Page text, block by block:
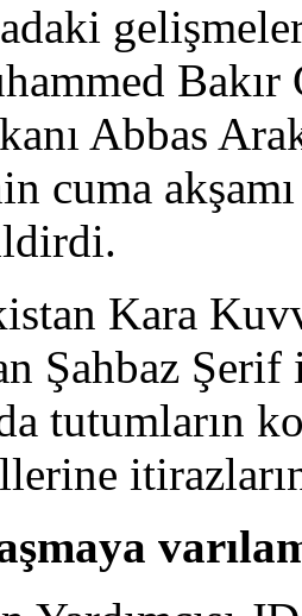
Abbas
cuma
Kara
Şahbaz
tutumların